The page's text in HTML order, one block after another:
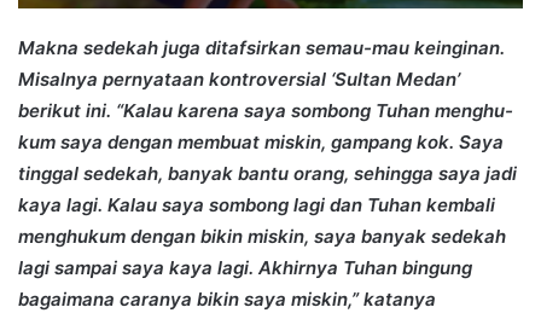
Makna sedekah juga ditafsirkan semau-mau keinginan.
Misalnya pernyataan kontroversial ‘Sultan Medan’
berikut ini. “Kalau karena saya sombong Tuhan menghu-
kum saya dengan membuat miskin, gampang kok. Saya
tinggal sedekah, banyak bantu orang, sehingga saya jadi
kaya lagi. Kalau saya sombong lagi dan Tuhan kembali
menghukum dengan bikin miskin, saya banyak sedekah
lagi sampai saya kaya lagi. Akhirnya Tuhan bingung
bagaimana caranya bikin saya miskin,” katanya